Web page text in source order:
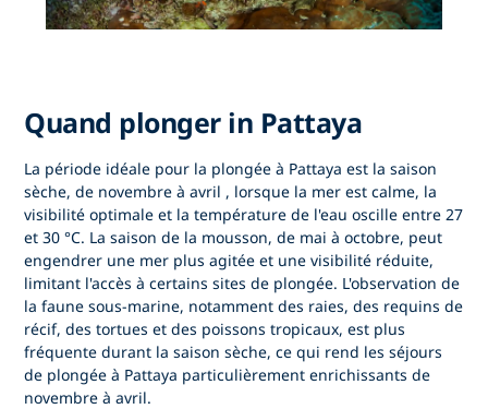
Quand plonger in Pattaya
La période idéale pour la plongée à Pattaya est la saison
sèche, de novembre à avril , lorsque la mer est calme, la
visibilité optimale et la température de l'eau oscille entre 27
et 30 °C. La saison de la mousson, de mai à octobre, peut
engendrer une mer plus agitée et une visibilité réduite,
limitant l'accès à certains sites de plongée. L'observation de
la faune sous-marine, notamment des raies, des requins de
récif, des tortues et des poissons tropicaux, est plus
fréquente durant la saison sèche, ce qui rend les séjours
de plongée à Pattaya particulièrement enrichissants de
novembre à avril.